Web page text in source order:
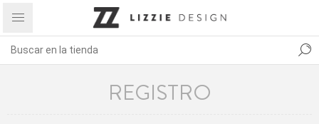
REGISTRO